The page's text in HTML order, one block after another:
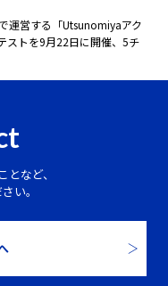
運営する「Utsunomiyaアク
ストを9月22日に開催、5チ
など、
い。